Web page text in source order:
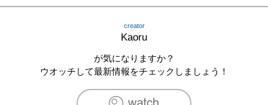
creator
Kaoru
が気になりますか？
ウオッチして最新情報をチェックしましょう！